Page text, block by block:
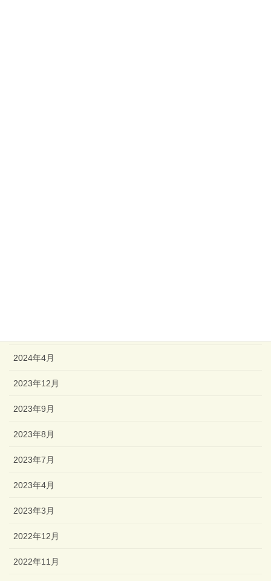
2024年4月
2023年12月
2023年9月
2023年8月
2023年7月
2023年4月
2023年3月
2022年12月
2022年11月